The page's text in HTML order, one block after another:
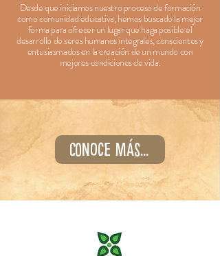
Desde que iniciamos nuestro proceso de formación
como comunidad educativa, hemos buscado la mejor
forma para ofrecer un lugar que haga posible el
desarrollo de seres humanos integrales, conscientes y
entusiasmados en la creación de un mundo con
mejores condiciones de vida.
Conoce más...